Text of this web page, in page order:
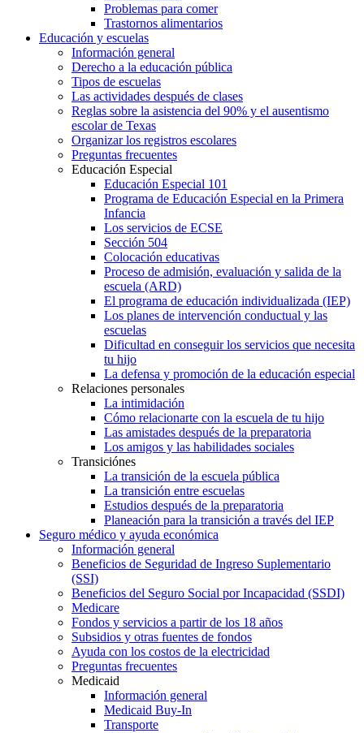
Problemas para comer
Trastornos alimentarios
Educación y escuelas
Información general
Derecho a la educación pública
Tipos de escuelas
Las actividades después de clases
Reglas sobre la asistencia del 90% y el ausentismo
escolar de Texas
Organizar los registros escolares
Preguntas frecuentes
Educación Especial
Educación Especial 101
Programa de Educación Especial en la Primera
Infancia
Los servicios de ECSE
Sección 504
Colocación educativas
Proceso de admisión, evaluación y salida de la
escuela (ARD)
El programa de educación individualizada (IEP)
Los planes de intervención conductual y las
escuelas
Dificultad en conseguir los servicios que necesita
tu hijo
La defensa y promoción de la educación especial
Relaciones personales
La intimidación
Cómo relacionarte con la escuela de tu hijo
Las amistades después de la preparatoria
Los amigos y las habilidades sociales
Transiciónes
La transición de la escuela pública
La transición entre escuelas
Estudios después de la preparatoria
Planeación para la transición a través del IEP
Seguro médico y ayuda económica
Información general
Beneficios de Seguridad de Ingreso Suplementario
(SSI)
Beneficios del Seguro Social por Incapacidad (SSDI)
Medicare
Fondos y servicios a partir de los 18 años
Subsidios y otras fuentes de fondos
Ayuda con los costos de la electricidad
Preguntas frecuentes
Medicaid
Información general
Medicaid Buy-In
Transporte